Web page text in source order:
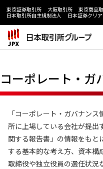
東京証券取引所 大阪取引所 東京商品
日本取引所自主規制法人
日本証券クリ
コーポレート・ガ
「コーポレート・ガバナン
所に上場している会社が提出
関する報告書」の情報をも
する基本的な考え方、資本構
取締役や独立役員の選任状況